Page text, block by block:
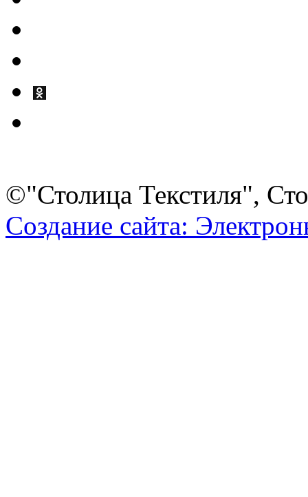
©"Столица Текстиля",
Создание сайта: